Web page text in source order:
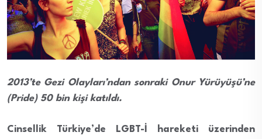
2013’te Gezi Olayları’ndan sonraki Onur Yürüyüşü’ne
(Pride) 50 bin kişi katıldı.
Cinsellik Türkiye’de LGBT-İ hareketi üzerinden